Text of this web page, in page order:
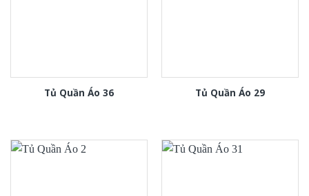
Tủ Quần Áo 36 Tủ Quần Áo 29